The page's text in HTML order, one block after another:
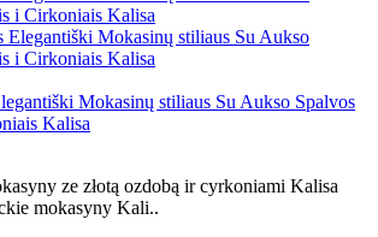
Mokasinų stiliaus Su Aukso Spalvos
Kalisa
ze złotą ozdobą ir cyrkoniami Kalisa
mokasyny Kali..